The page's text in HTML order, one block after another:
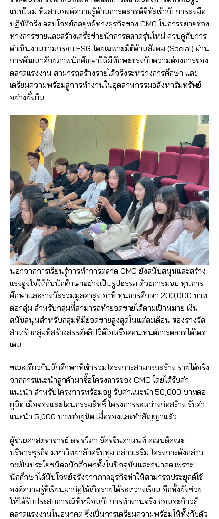
แบบใหม่ ที่ผสานองค์ความรู้ด้านการตลาดดิจิทัลเข้ากับการลงมือ
ปฏิบัติจริง ตอบโจทย์กลยุทธ์ทางธุรกิจของ CMC ในการขยายช่อง
ทางการขายและสร้างเครือข่ายนักการตลาดรุ่นใหม่ ควบคู่กับการ
ดำเนินงานตามกรอบ ESG โดยเฉพาะมิติด้านสังคม (Social) ผ่าน
การพัฒนาศักยภาพนักศึกษาให้มีทักษะตรงกับความต้องการของ
ตลาดแรงงาน สามารถสร้างรายได้จริงระหว่างการศึกษา และ
เตรียมความพร้อมสู่การทำงานในอุตสาหกรรมอสังหาริมทรัพย์
อย่างยั่งยืน​
​​นอกจากการเรียนรู้การทำการตลาด CMC ยังสนับสนุนและสร้าง
แรงจูงใจให้กับนักศึกษาอย่างเป็นรูปธรรม ด้วยการมอบ ทุนการ
ศึกษาและรางวัลรวมมูลค่าสูง อาทิ ทุนการศึกษา 200,000 บาท
ต่อกลุ่ม สำหรับกลุ่มที่สามารถทำยอดขายได้ตามเป้าหมาย เงิน
สนับสนุนสำหรับกลุ่มที่มียอดขายสูงสุดในแต่ละเดือน ของรางวัล
สำหรับกลุ่มที่สร้างสรรค์คลิปวิดีโอหรือคอนเทนต์การตลาดได้โดด
เด่น​
​​ขณะเดียวกันนักศึกษาที่เข้าร่วมโครงการสามารถสร้าง รายได้จริง
จากการแนะนำลูกค้ามาซื้อโครงการของ CMC โดยได้รับค่า
แนะนำ สำหรับโครงการพร้อมอยู่ รับค่าแนะนำ 50,000 บาทต่อ
ยูนิต เมื่อจองและโอนกรรมสิทธิ์ โครงการระหว่างก่อสร้าง รับค่า
แนะนำ 5,000 บาทต่อยูนิต เมื่อจองและทำสัญญาแล้ว​
​​ผู้ช่วยศาสตราจารย์ ดร.รวิภา อัครจินดานนท์​​ คณบดีคณะ
บริหารธุรกิจ มหาวิทยาลัยศรีปทุม กล่าวเสริม โครงการดังกล่าว
จะเป็นประโยชน์ต่อนักศึกษาทั้งในปัจจุบันและอนาคต เพราะ
นักศึกษาได้นับโจทย์จริงจากภาคธุรกิจทำให้สามารถประยุกต์ใช้
องค์ความรู้ที่เรียนมาก่อให้เกิดรายได้ระหว่างเรียน อีกทั้งยังช่วย
ให้ได้รับประสบการณ์ที่้หมือนกับการทำงานจริง ก่อนจะก้าวสู้
ตลาดแรงงานในอนาคต ซึ่งเป็นการเตรียมความพร้อมให้ทั้งกับตัว